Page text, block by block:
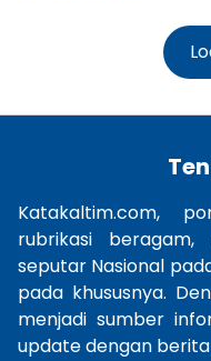
Katakaltim.com,
rubrikasi beragam,
seputar Nasional
pada khususnya.
menjadi sumber
update dengan